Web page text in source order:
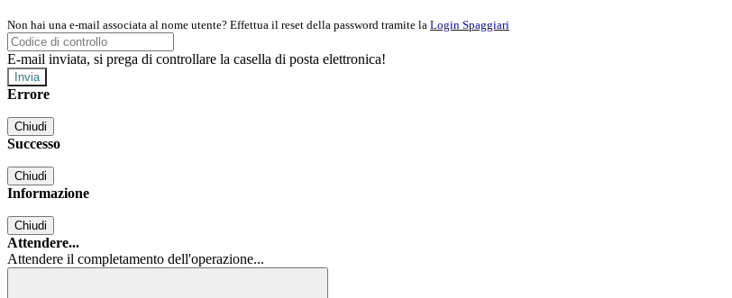
Non hai una e-mail associata al nome utente? Effettua il reset della password tramite la Login Spaggiari
E-mail inviata, si prega di controllare la casella di posta elettronica!
Errore
Chiudi
Successo
Chiudi
Informazione
Chiudi
Attendere...
Attendere il completamento dell'operazione...